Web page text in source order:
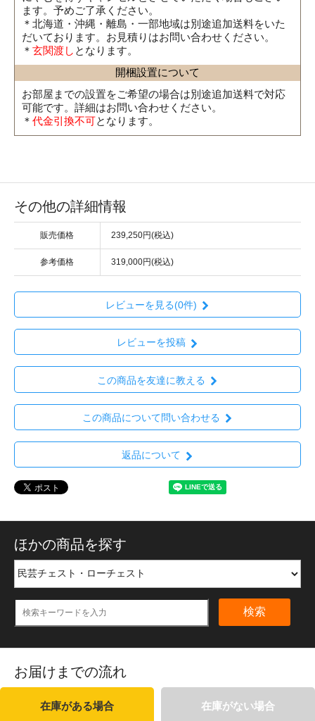
ます。予めご了承ください。
＊北海道・沖縄・離島・一部地域は別途追加送料をいた
だいております。お見積りはお問い合わせください。
＊ 玄関渡し となります。
開梱設置について
お部屋までの設置をご希望の場合は別途追加送料で対応
可能です。詳細はお問い合わせください。
＊ 代金引換不可となります。
その他の詳細情報
販売価格 239,250円(税込)
参考価格 319,000円(税込)
レビューを見る(0件)
レビューを投稿
この商品を友達に教える
この商品について問い合わせる
返品について
ほかの商品を探す
検索
お届けまでの流れ
在庫がある場合 在庫がない場合